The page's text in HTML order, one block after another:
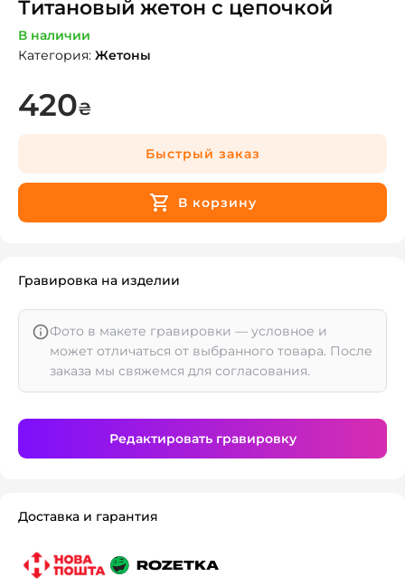
Титановый жетон с цепочкой
В наличии
Категория: Жетоны
420₴
Быстрый заказ
В корзину
Гравировка на изделии
Фото в макете гравировки — условное и
может отличаться от выбранного товара. После
заказа мы свяжемся для согласования.
Редактировать гравировку
Доставка и гарантия